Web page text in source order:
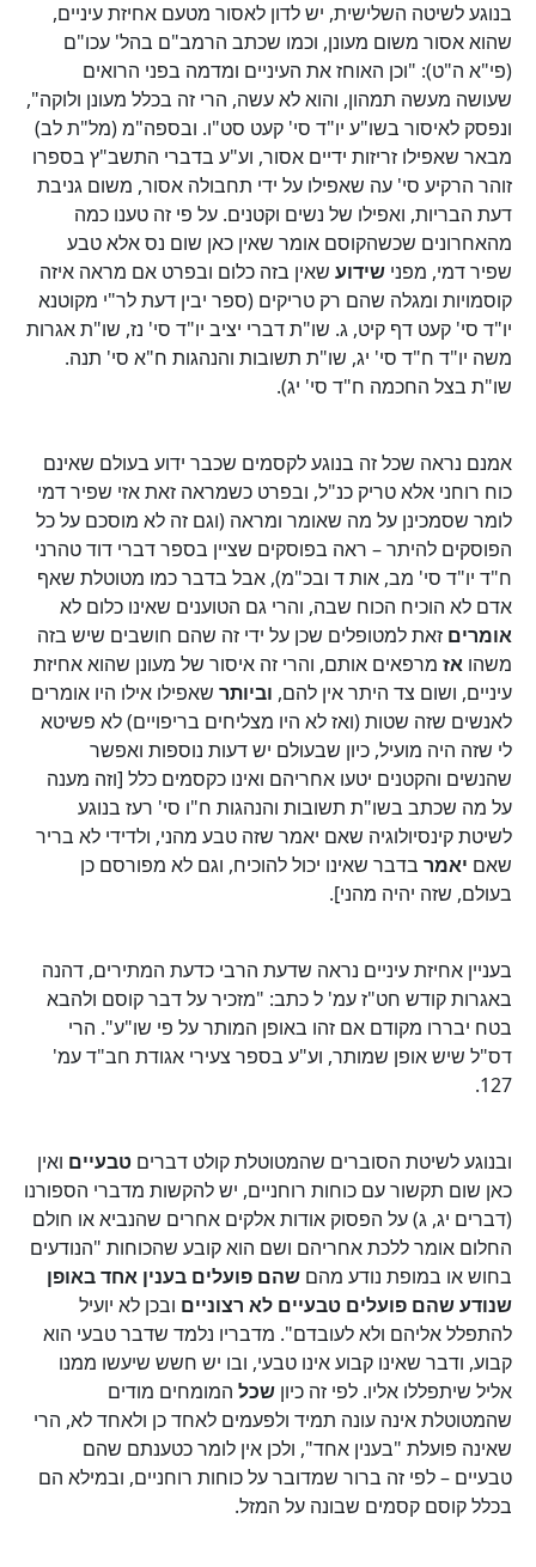
בנוגע לשיטה השלישית, יש לדון לאסור מטעם אחיזת עיניים,
שהוא אסור משום מעונן, וכמו שכתב הרמב"ם בהל' עכו"ם
(פי"א ה"ט): "וכן האוחז את העיניים ומדמה בפני הרואים
שעושה מעשה תמהון, והוא לא עשה, הרי זה בכלל מעונן ולוקה",
ונפסק לאיסור בשו"ע יו"ד סי' קעט סט"ו. ובספה"מ (מל"ת לב)
מבאר שאפילו זריזות ידיים אסור, וע"ע בדברי התשב"ץ בספרו
זוהר הרקיע סי' עה שאפילו על ידי תחבולה אסור, משום גניבת
דעת הבריות, ואפילו של נשים וקטנים. על פי זה טענו כמה
מהאחרונים שכשהקוסם אומר שאין כאן שום נס אלא טבע
שפיר דמי, מפני שידוע שאין בזה כלום ובפרט אם מראה איזה
קוסמויות ומגלה שהם רק טריקים (ספר יבין דעת לר"י מקוטנא
יו"ד סי' קעט דף קיט, ג. שו"ת דברי יציב יו"ד סי' נז, שו"ת אגרות
משה יו"ד ח"ד סי' יג, שו"ת תשובות והנהגות ח"א סי' תנה.
שו"ת בצל החכמה ח"ד סי' יג).
אמנם נראה שכל זה בנוגע לקסמים שכבר ידוע בעולם שאינם
כוח רוחני אלא טריק כנ"ל, ובפרט כשמראה זאת אזי שפיר דמי
לומר שסמכינן על מה שאומר ומראה (וגם זה לא מוסכם על כל
הפוסקים להיתר – ראה בפוסקים שציין בספר דברי דוד טהרני
ח"ד יו"ד סי' מב, אות ד ובכ"מ), אבל בדבר כמו מטוטלת שאף
אדם לא הוכיח הכוח שבה, והרי גם הטוענים שאינו כלום לא
אומרים זאת למטופלים שכן על ידי זה שהם חושבים שיש בזה
משהו אז מרפאים אותם, והרי זה איסור של מעונן שהוא אחיזת
עיניים, ושום צד היתר אין להם, וביותר שאפילו אילו היו אומרים
לאנשים שזה שטות (ואז לא היו מצליחים בריפויים) לא פשיטא
לי שזה היה מועיל, כיון שבעולם יש דעות נוספות ואפשר
שהנשים והקטנים יטעו אחריהם ואינו כקסמים כלל [וזה מענה
על מה שכתב בשו"ת תשובות והנהגות ח"ו סי' רעז בנוגע
לשיטת קינסיולוגיה שאם יאמר שזה טבע מהני, ולדידי לא בריר
שאם יאמר בדבר שאינו יכול להוכיח, וגם לא מפורסם כן
בעולם, שזה יהיה מהני].
בעניין אחיזת עיניים נראה שדעת הרבי כדעת המתירים, דהנה
באגרות קודש חט"ז עמ' ל כתב: "מזכיר על דבר קוסם ולהבא
בטח יבררו מקודם אם זהו באופן המותר על פי שו"ע". הרי
דס"ל שיש אופן שמותר, וע"ע בספר צעירי אגודת חב"ד עמ'
127.
ובנוגע לשיטת הסוברים שהמטוטלת קולט דברים טבעיים ואין
כאן שום תקשור עם כוחות רוחניים, יש להקשות מדברי הספורנו
(דברים יג, ג) על הפסוק אודות אלקים אחרים שהנביא או חולם
החלום אומר ללכת אחריהם ושם הוא קובע שהכוחות "הנודעים
בחוש או במופת נודע מהם שהם פועלים בענין אחד באופן
שנודע שהם פועלים טבעיים לא רצוניים ובכן לא יועיל
להתפלל אליהם ולא לעובדם". מדבריו נלמד שדבר טבעי הוא
קבוע, ודבר שאינו קבוע אינו טבעי, ובו יש חשש שיעשו ממנו
אליל שיתפללו אליו. לפי זה כיון שכל המומחים מודים
שהמטוטלת אינה עונה תמיד ולפעמים לאחד כן ולאחד לא, הרי
שאינה פועלת "בענין אחד", ולכן אין לומר כטענתם שהם
טבעיים – לפי זה ברור שמדובר על כוחות רוחניים, ובמילא הם
בכלל קוסם קסמים שבונה על המזל.